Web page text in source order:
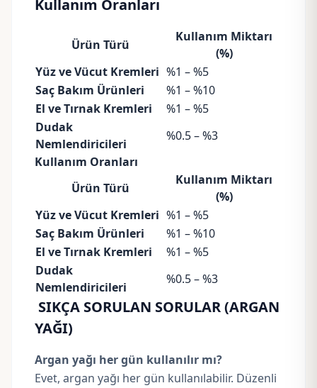
Kullanım Oranları
Ürün Türü
Kullanım Miktarı
(%)
Yüz ve Vücut Kremleri %1 – %5
Saç Bakım Ürünleri
%1 – %10
El ve Tırnak Kremleri
%1 – %5
Dudak
Nemlendiricileri
%0.5 – %3
Kullanım Oranları
Ürün Türü
Kullanım Miktarı
(%)
Yüz ve Vücut Kremleri %1 – %5
Saç Bakım Ürünleri
%1 – %10
El ve Tırnak Kremleri
%1 – %5
Dudak
Nemlendiricileri
%0.5 – %3
SIKÇA SORULAN SORULAR (ARGAN
YAĞI)
Argan yağı her gün kullanılır mı?
Evet, argan yağı her gün kullanılabilir. Düzenli